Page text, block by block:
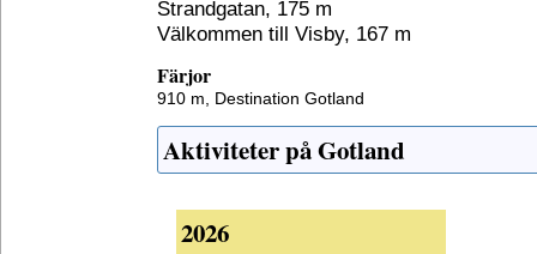
Strandgatan, 175 m
Välkommen till Visby, 167 m
Färjor
910 m, Destination Gotland
Aktiviteter på Gotland
2026